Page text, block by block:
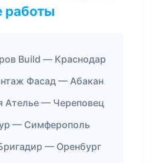
работы
Build — Краснодар
Фасад — Абакан
Ателье — Череповец
— Симферополь
— Оренбург